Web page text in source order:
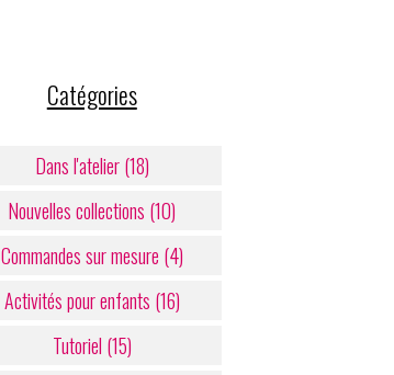
Catégories
Dans l'atelier (18)
Nouvelles collections (10)
Commandes sur mesure (4)
Activités pour enfants (16)
Tutoriel (15)